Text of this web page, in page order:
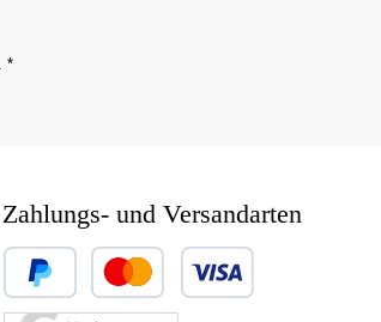
*
Zahlungs- und Versandarten
Benutzerdefiniertes Bild 1
Benutzerdefiniertes Bild 2